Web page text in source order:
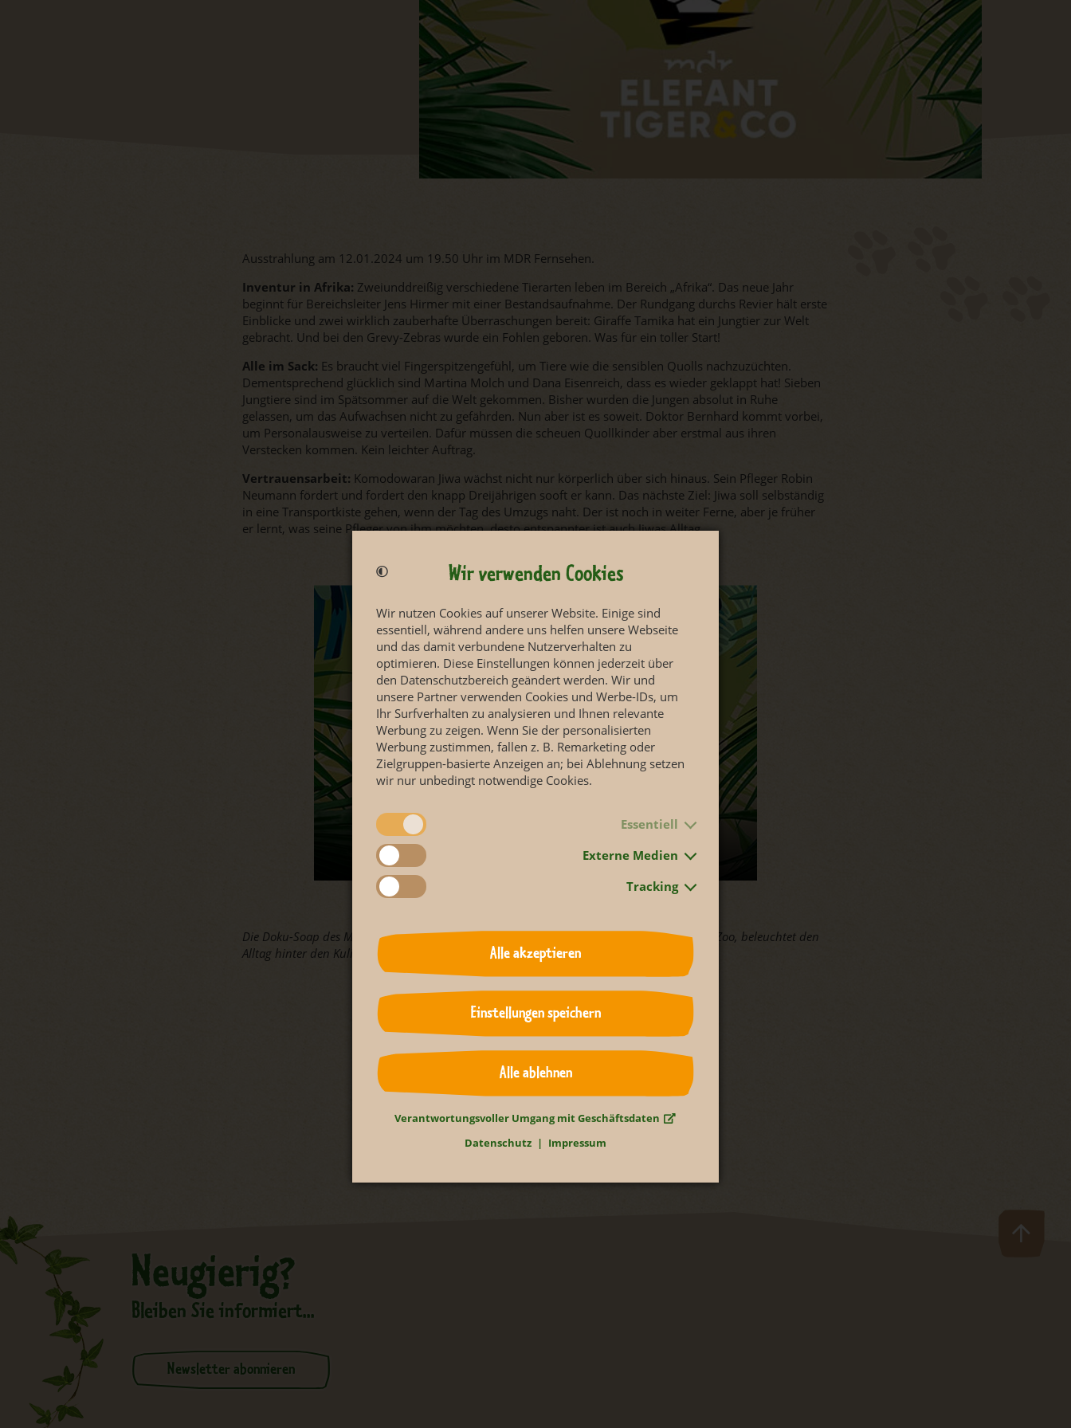
Ausstrahlung am 12.01.2024 um 19.50 Uhr im MDR Fernsehen.
Inventur in Afrika: Zweiunddreißig verschiedene Tierarten leben im Bereich „Afrika“. Das neue Jahr
beginnt für Bereichsleiter Jens Hirmer mit einer Bestandsaufnahme. Der Rundgang durchs Revier hält erste
Einblicke und zwei wirklich zauberhafte Überraschungen bereit: Giraffe Tamika hat ein Jungtier zur Welt
gebracht. Und bei den Grevy-Zebras wurde ein Fohlen geboren. Was für ein toller Start!
Alle im Sack: Es braucht viel Fingerspitzengefühl, um Tiere wie die sensiblen Quolls nachzuzüchten.
Dementsprechend glücklich sind Martina Molch und Dana Eisenreich, dass es wieder geklappt hat! Sieben
Jungtiere sind im Spätsommer auf die Welt gekommen. Bisher wurden die Jungen absolut in Ruhe
gelassen, um das Aufwachsen nicht zu gefährden. Nun aber ist es soweit. Doktor Bernhard kommt vorbei,
um Personalausweise zu verteilen. Dafür müssen die scheuen Quollkinder aber erstmal aus ihren
Verstecken kommen. Kein leichter Auftrag.
Vertrauensarbeit: Komodowaran Jiwa wächst nicht nur körperlich über sich hinaus. Sein Pfleger Robin
Neumann fördert und fordert den knapp Dreijährigen sooft er kann. Das nächste Ziel: Jiwa soll selbständig
in eine Transportkiste gehen, wenn der Tag des Umzugs naht. Der ist noch in weiter Ferne, aber je früher
er lernt, was seine Pfleger von ihm möchten, desto entspannter ist auch Jiwas Alltag.
Jetzt Folge 1060 ansehen.
Die Doku-Soap des MDR erzählt Geschichten von Menschen und Tieren aus dem Leipziger Zoo, beleuchtet den
Alltag hinter den Kulissen eines der renommiertesten Zoologischen Gärten Europas.
Zurück
Neugierig?
Bleiben Sie informiert...
Newsletter abonnieren
Wir verwenden Cookies
Wir nutzen Cookies auf unserer Website. Einige sind
essentiell, während andere uns helfen unsere Webseite
und das damit verbundene Nutzerverhalten zu
optimieren. Diese Einstellungen können jederzeit über
den Datenschutzbereich geändert werden. Wir und
unsere Partner verwenden Cookies und Werbe-IDs, um
Ihr Surfverhalten zu analysieren und Ihnen relevante
Werbung zu zeigen. Wenn Sie der personalisierten
Werbung zustimmen, fallen z. B. Remarketing oder
Zielgruppen-basierte Anzeigen an; bei Ablehnung setzen
wir nur unbedingt notwendige Cookies.
Essentiell
Externe Medien
Tracking
Alle akzeptieren
Einstellungen speichern
Alle ablehnen
Verantwortungsvoller Umgang mit Geschäftsdaten
Datenschutz
Impressum